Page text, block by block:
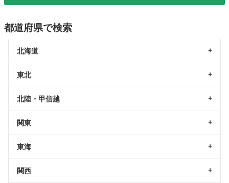
都道府県で検索
北海道
東北
北陸・甲信越
関東
東海
関西